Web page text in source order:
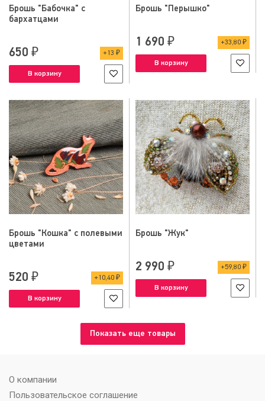
Брошь "Бабочка" с
бархатцами
650 ₽ 13 ₽
В корзину
Брошь "Перышко"
1 690 ₽ 33,80 ₽
В корзину
Брошь "Кошка" с полевыми
цветами
520 ₽ 10,40 ₽
В корзину
Брошь "Жук"
2 990 ₽ 59,80 ₽
В корзину
Показать еще товары
О компании
Пользовательское соглашение